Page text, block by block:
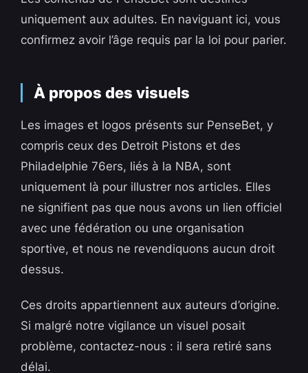
uniquement aux adultes. En naviguant ici, vous
confirmez avoir l’âge requis par la loi pour parier.
À propos des visuels
Les images et logos présents sur PenseBet, y
compris ceux des Detroit Pistons et des
Philadelphie 76ers, liés à la NBA, sont
uniquement là pour illustrer nos articles. Elles
ne signifient pas que nous avons un lien officiel
avec une fédération ou une organisation
sportive, et nous ne revendiquons aucun droit
dessus.
Ces droits appartiennent aux auteurs d’origine.
Si malgré notre vigilance un visuel posait
problème, contactez-nous : il sera retiré sans
délai.